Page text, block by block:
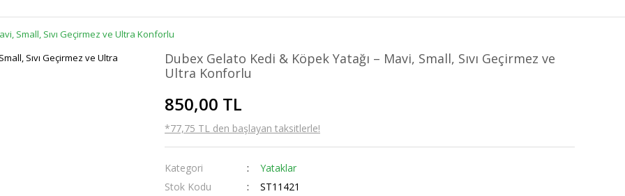
Small, Sıvı Geçirmez ve Ultra Konforlu
Dubex Gelato Kedi & Köpek Yatağı – Mavi, Small, Sıvı Geçirmez ve
Ultra Konforlu
850,00 TL
*77,75 TL den başlayan taksitlerle!
Kategori
Yataklar
Stok Kodu
ST11421